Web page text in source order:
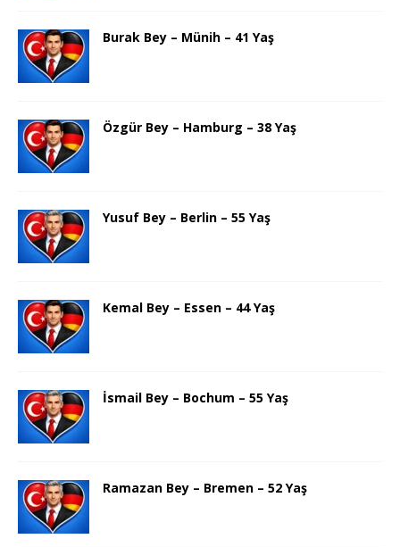
Burak Bey – Münih – 41 Yaş
Özgür Bey – Hamburg – 38 Yaş
Yusuf Bey – Berlin – 55 Yaş
Kemal Bey – Essen – 44 Yaş
İsmail Bey – Bochum – 55 Yaş
Ramazan Bey – Bremen – 52 Yaş